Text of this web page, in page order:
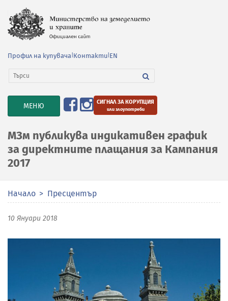
Профил на купувача Контакти EN
TOGGLE
NAVIGATION
МЕНЮ СИГНАЛ ЗА КОРУПЦИЯ
или злоупотреби
МЗм публикува индикативен график
за директните плащания за Кампания
2017
Начало Пресцентър
10 Януари 2018